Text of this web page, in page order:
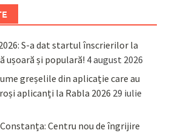
S-a dat startul înscrierilor la
ușoară și populară! 4 august 2026
greșelile din aplicație care au
aplicanți la Rabla 2026 29 iulie
Centru nou de îngrijire